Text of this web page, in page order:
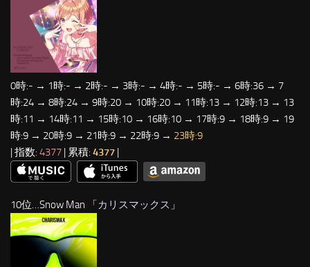
0時:- → 1時:- → 2時:- → 3時:- → 4時:- → 5時:- → 6時:36 → 7
時:24 → 8時:24 → 9時:20 → 10時:20 → 11時:13 → 12時:13 → 13
時:11 → 14時:11 → 15時:10 → 16時:10 → 17時:9 → 18時:9 → 19
時:9 → 20時:9 → 21時:9 → 22時:9 → 23時:9
| 指数: 4377 | 累積: 4377 |
10位…Snow Man 「カリスマックス 」